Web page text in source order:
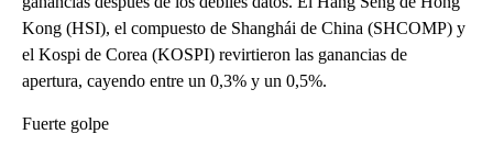
Kong (HSI), el compuesto de Shanghái de China (SHCOMP) y
el Kospi de Corea (KOSPI) revirtieron las ganancias de
apertura, cayendo entre un 0,3% y un 0,5%.
Fuerte golpe